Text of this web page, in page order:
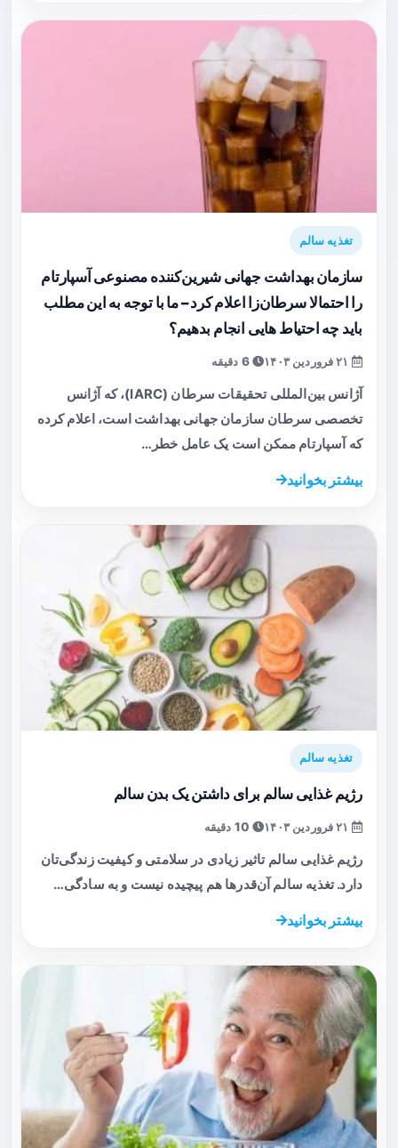
تغذیه سالم
سازمان بهداشت جهانی شیرین‌کننده مصنوعی آسپارتام
را احتمالا سرطان‌زا اعلام کرد – ما با توجه به این مطلب
باید چه احتیاط هایی انجام بدهیم؟
6 دقیقه
آژانس بین‌المللی تحقیقات سرطان (IARC)، که آژانس
تخصصی سرطان سازمان جهانی بهداشت است، اعلام کرده
که آسپارتام ممکن است یک عامل خطر…
بیشتر بخوانید
تغذیه سالم
رژیم غذایی سالم برای داشتن یک بدن سالم
10 دقیقه
رژیم غذایی سالم تاثیر زیادی در سلامتی و کیفیت زندگی‌تان
دارد. تغذیه سالم آن‌قدرها هم پیچیده نیست و به سادگی…
بیشتر بخوانید